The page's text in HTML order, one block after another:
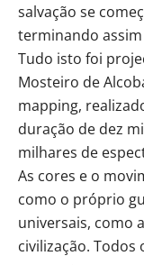
salvação se
terminando
Tudo isto foi
Mosteiro de
mapping,
duração de dez
milhares de
As cores e o
como o próprio
universais, como
civilização. Todos